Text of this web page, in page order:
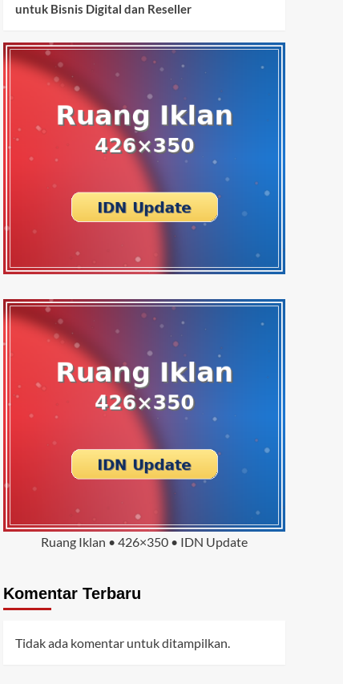
untuk Bisnis Digital dan Reseller
Ruang Iklan • 426×350 • IDN Update
Komentar Terbaru
Tidak ada komentar untuk ditampilkan.